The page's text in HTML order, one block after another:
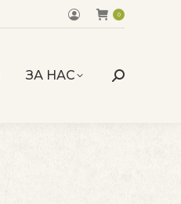
0
ЗА НАС Search: